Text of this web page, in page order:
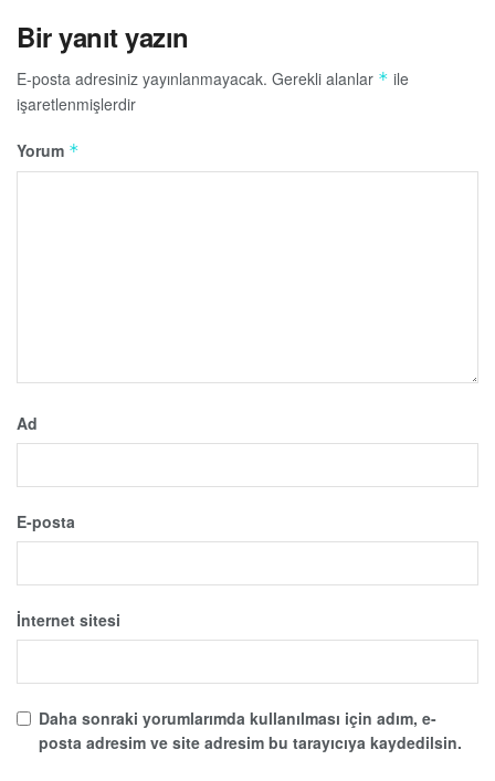
Bir yanıt yazın
E-posta adresiniz yayınlanmayacak. Gerekli alanlar * ile
işaretlenmişlerdir
Yorum *
Ad
E-posta
İnternet sitesi
Daha sonraki yorumlarımda kullanılması için adım, e-
posta adresim ve site adresim bu tarayıcıya kaydedilsin.